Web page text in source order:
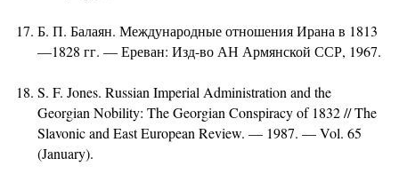
Б. П. Балаян. Международные отношения Ирана в 1813
—1828 гг. — Ереван: Изд-во АН Армянской ССР, 1967.
S. F. Jones. Russian Imperial Administration and the
Georgian Nobility: The Georgian Conspiracy of 1832 // The
Slavonic and East European Review. — 1987. — Vol. 65
(January).